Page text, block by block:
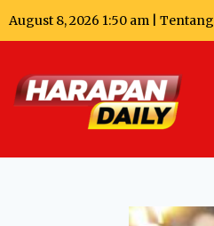
August 8, 2026 1:50 am | Tentang